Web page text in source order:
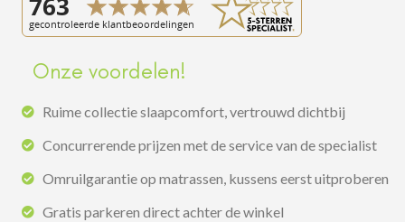
Onze voordelen!
Ruime collectie slaapcomfort, vertrouwd dichtbij
Concurrerende prijzen met de service van de specialist
Omruilgarantie op matrassen, kussens eerst uitproberen
Gratis parkeren direct achter de winkel